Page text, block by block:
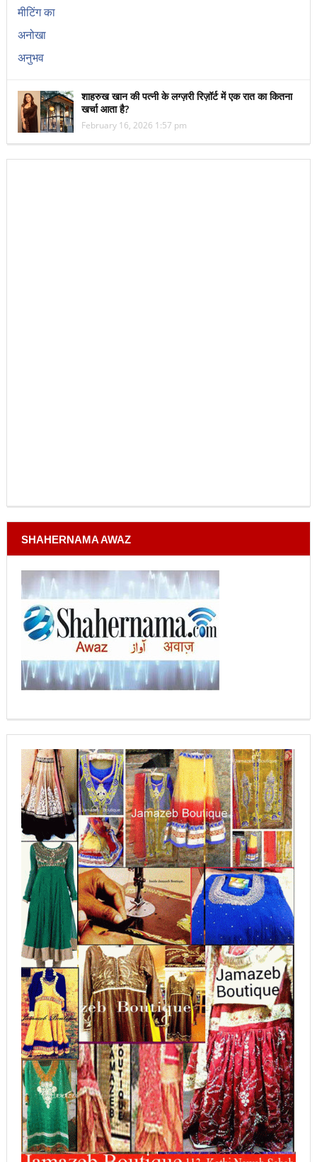
शाहरुख खान की पत्नी के लग्ज़री रिज़ॉर्ट में एक रात का कितना
खर्चा आता है?
February 16, 2026 1:57 pm
SHAHERNAMA AWAZ